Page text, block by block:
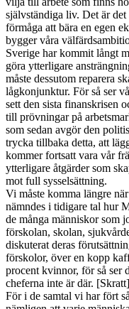
självständiga liv. Det är
förmåga att bära en egen
bygger våra
Sverige har kommit långt
göra ytterligare
måste dessutom reparera
lågkonjunktur. För så ser
sett den sista finanskrisen
till prövningar på
som sedan avgör den
trycka tillbaka detta, att
kommer fortsatt vara vår
ytterligare åtgärder som
mot full sysselsättning.
Vi måste komma längre
nämndes i tidigare tal hur
de många människor som
förskolan, skolan,
diskuterat deras
förskolor, över en kopp
procent kvinnor, för så ser
cheferna inte är där.
För i de samtal vi har fört